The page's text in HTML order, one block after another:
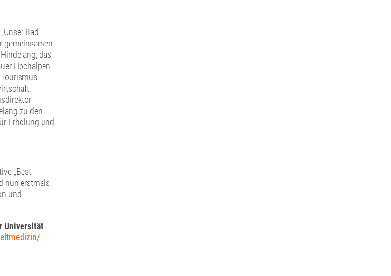
Bad
gemeinsamen
das
Hochalpen
zu den
Erholung und
„Best
nun erstmals
und
Universität